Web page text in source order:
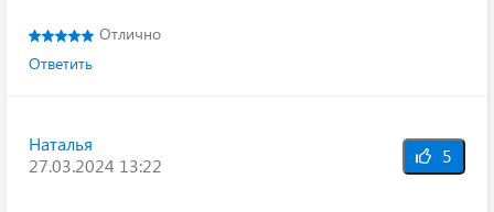
Отлично
Ответить
Наталья
27.03.2024 13:22
5